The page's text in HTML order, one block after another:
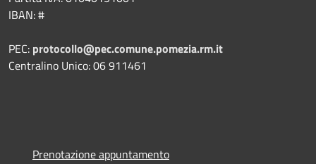
IBAN: #
PEC: protocollo@pec.comune.pomezia.rm.it
Centralino Unico: 06 911461
Prenotazione appuntamento